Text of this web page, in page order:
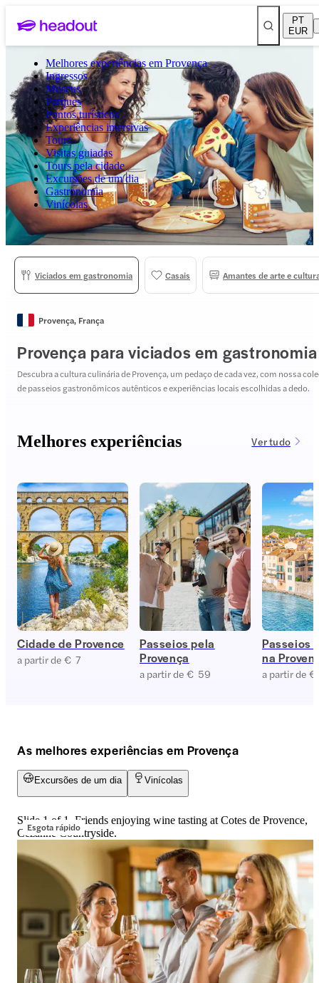
PT
EUR
Melhores experiências em Provença
Ingressos
Museus
Parques
Pontos turísticos
Experiências imersivas
Tours
Visitas guiadas
Tours pela cidade
Excursões de um dia
Gastronomia
Vinícolas
Viciados em gastronomia Casais Amantes de arte e
Provença, França
Provença para viciados em gastronomia
Descubra a cultura culinária de Provença, um pedaço de cada vez, com nossa
de passeios gastronômicos autênticos e experiências locais escolhidas a dedo.
Melhores experiências Ver tudo
Cidade de Provence
a partir de € 7
Passeios pela
Provença
a partir de € 59
Passeios
na
a partir de
As melhores experiências em Provença
Excursões de um dia Vinícolas
Esgota rápido
Slide 1 of 1, Friends enjoying wine tasting at Cotes de Provence,
Cezanne Countryside.